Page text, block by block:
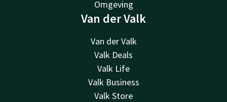
Omgeving
Van der Valk
Van der Valk
Valk Deals
Valk Life
Valk Business
Valk Store